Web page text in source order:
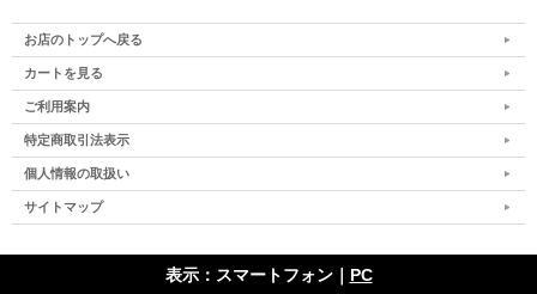
お店のトップへ戻る
カートを見る
ご利用案内
特定商取引法表示
個人情報の取扱い
サイトマップ
表示：スマートフォン｜ PC